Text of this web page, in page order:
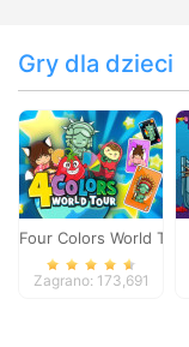
Gry dla dzieci
Four Colors World Tour
Zagrano: 173,691